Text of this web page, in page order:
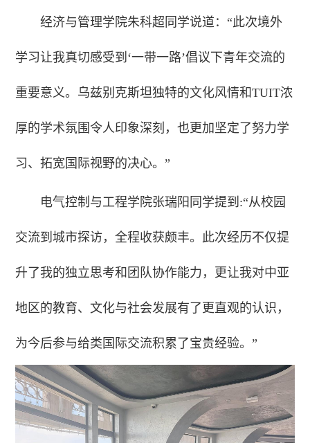
经济与管理学院朱科超同学说道：“此次境外
学习让我真切感受到‘一带一路’倡议下青年交流的
重要意义。乌兹别克斯坦独特的文化风情和TUIT浓
厚的学术氛围令人印象深刻，也更加坚定了努力学
习、拓宽国际视野的决心。”
电气控制与工程学院张瑞阳同学提到:“从校园
交流到城市探访，全程收获颇丰。此次经历不仅提
升了我的独立思考和团队协作能力，更让我对中亚
地区的教育、文化与社会发展有了更直观的认识，
为今后参与给类国际交流积累了宝贵经验。”